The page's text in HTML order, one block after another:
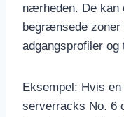
nærheden. De kan
begrænsede zoner
adgangsprofiler og
Eksempel: Hvis
serverracks No. 6